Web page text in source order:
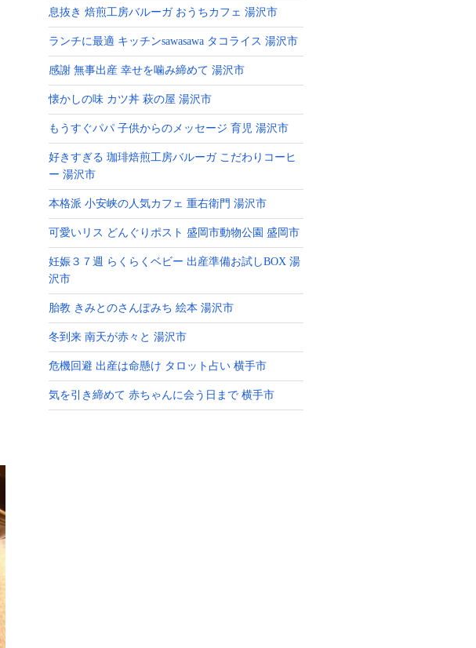
息抜き 焙煎工房バルーガ おうちカフェ 湯沢市
ランチに最適 キッチンsawasawa タコライス 湯沢市
感謝 無事出産 幸せを噛み締めて 湯沢市
懐かしの味 カツ丼 萩の屋 湯沢市
もうすぐパパ 子供からのメッセージ 育児 湯沢市
好きすぎる 珈琲焙煎工房バルーガ こだわりコーヒ
ー 湯沢市
本格派 小安峡の人気カフェ 重右衛門 湯沢市
可愛いリス どんぐりポスト 盛岡市動物公園 盛岡市
妊娠３７週 らくらくベビー 出産準備お試しBOX 湯
沢市
胎教 きみとのさんぽみち 絵本 湯沢市
冬到来 南天が赤々と 湯沢市
危機回避 出産は命懸け タロット占い 横手市
気を引き締めて 赤ちゃんに会う日まで 横手市